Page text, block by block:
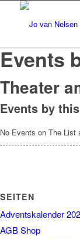
Events
Theater
Events by
No Events on The List
SEITEN
Adventskalender
AGB Shop